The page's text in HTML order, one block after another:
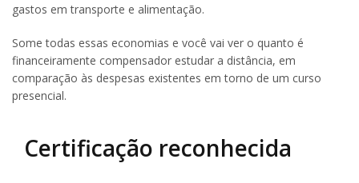
gastos em transporte e alimentação.
Some todas essas economias e você vai ver o quanto é
financeiramente compensador estudar a distância, em
comparação às despesas existentes em torno de um curso
presencial.
Certificação reconhecida